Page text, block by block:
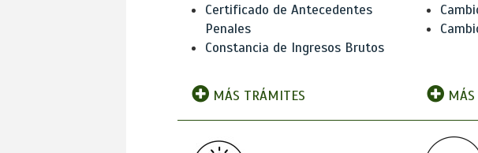
Certificado de Antecedentes
Penales
Constancia de Ingresos Brutos
MÁS TRÁMITES MÁS